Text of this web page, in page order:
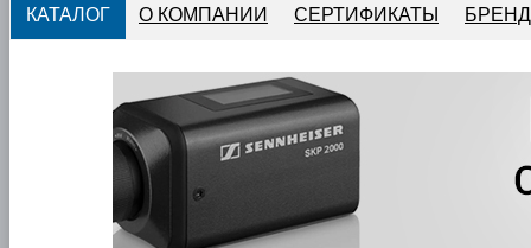
КАТАЛОГ О КОМПАНИИ СЕРТИФИКАТЫ